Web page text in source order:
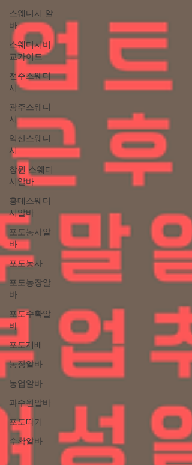
스웨디시 알
바
스웨디시비
교가이드
전주스웨디
시
광주스웨디
시
익산스웨디
시
창원 스웨디
시알바
홍대스웨디
시알바
포도농사알
바
포도농사
포도농장알
바
포도수확알
바
포도재배
농장알바
농업알바
과수원알바
포도따기
수확알바